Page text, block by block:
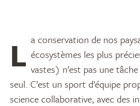
La conservation de nos paysages et écosystèmes les plus
vastes) n’est pas une
seul. C’est un sport d’équipe
science collaborative, avec des